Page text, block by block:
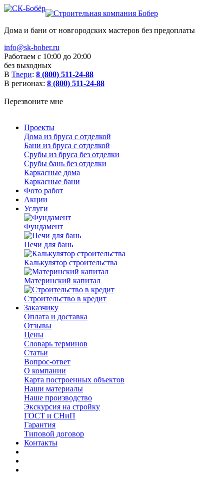
Дома и бани от новгородских мастеров без предоплаты
info@sk-bober.ru
Работаем с 10:00 до 20:00
без выходных
В Твери: 8 (800) 511-24-88
В регионах: 8 (800) 511-24-88
Перезвоните мне
Проекты
Дома из бруса с отделкой
Бани из бруса с отделкой
Срубы из бруса без отделки
Срубы бань без отделки
Каркасные дома
Каркасные бани
Фото работ
Акции
Услуги
Фундамент
Печи для бань
Калькулятор строительства
Материнский капитал
Строительство в кредит
Заказчику
Оплата и доставка
Отзывы
Цены
Словарь терминов
Статьи
Вопрос-ответ
О компании
Карта построенных объектов
Наши материалы
Наше производство
Экскурсия на стройку
ГОСТ и СНиП
Гарантия
Типовой договор
Контакты